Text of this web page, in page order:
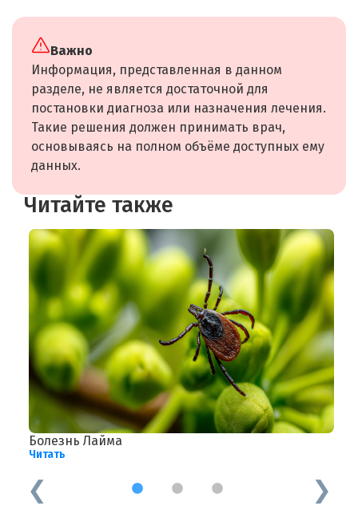
Важно
Информация, представленная в данном
разделе, не является достаточной для
постановки диагноза или назначения лечения.
Такие решения должен принимать врач,
основываясь на полном объёме доступных ему
данных.
Читайте также
Болезнь Лайма
Читать
1 2 3